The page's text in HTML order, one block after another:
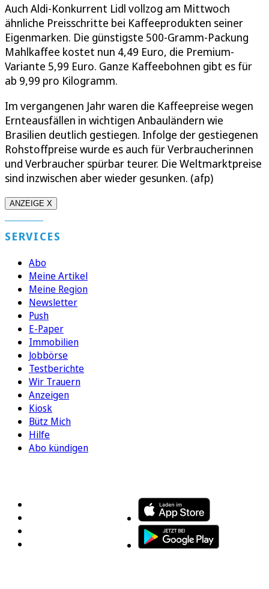
Auch Aldi-Konkurrent Lidl vollzog am Mittwoch
ähnliche Preisschritte bei Kaffeeprodukten seiner
Eigenmarken. Die günstigste 500-Gramm-Packung
Mahlkaffee kostet nun 4,49 Euro, die Premium-
Variante 5,99 Euro. Ganze Kaffeebohnen gibt es für
ab 9,99 pro Kilogramm.
Im vergangenen Jahr waren die Kaffeepreise wegen
Ernteausfällen in wichtigen Anbauländern wie
Brasilien deutlich gestiegen. Infolge der gestiegenen
Rohstoffpreise wurde es auch für Verbraucherinnen
und Verbraucher spürbar teurer. Die Weltmarktpreise
sind inzwischen aber wieder gesunken. (afp)
ANZEIGE X
SERVICES
Abo
Meine Artikel
Meine Region
Newsletter
Push
E-Paper
Immobilien
Jobbörse
Testberichte
Wir Trauern
Anzeigen
Kiosk
Bütz Mich
Hilfe
Abo kündigen